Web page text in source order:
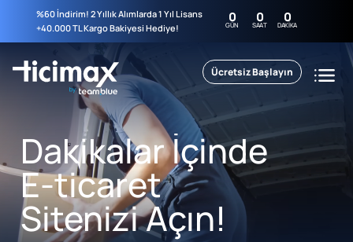
%60 İndirim! 2 Yıllık Alımlarda 1 Yıl Lisans
+40.000 TL Kargo Bakiyesi Hediye!
0
GÜN 0
SAAT 0
DAKIKA
Ücretsiz Başlayın
Dakikalar İçinde
E-ticaret
Sitenizi Açın!